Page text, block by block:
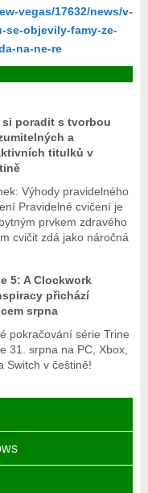
vegas/17632/news/v-
se-objevily-famy-ze-
na-ne-re
si poradit s tvorbou
a
titulků v
Výhody pravidelného
Pravidelné cvičení je
prvkem zdravého
cvičit zdá jako náročná
5: A Clockwork
přichází
srpna
pokračování série Trine
31. srpna na PC, Xbox,
Switch v češtině!